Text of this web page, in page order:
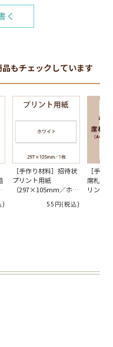
く
もチェックしています
)
［手作り材料］招待状
プリント用紙
（297×105mm／ホワ
55円(税込)
［手作
席札用
リント